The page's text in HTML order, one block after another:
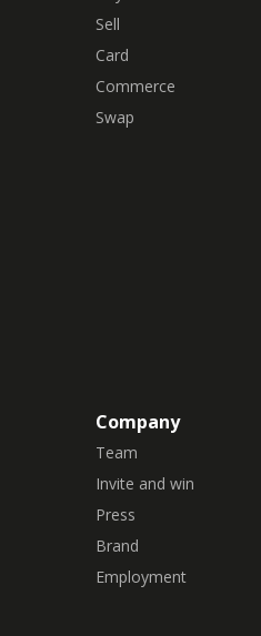
Sell
Card
Commerce
Swap
Company
Team
Invite and win
Press
Brand
Employment